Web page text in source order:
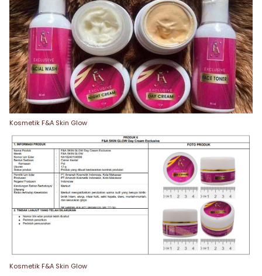
Kosmetik F&A Skin Glow
Kosmetik F&A Skin Glow